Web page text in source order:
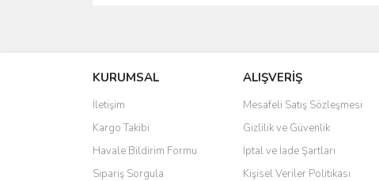
Ürün resmi kalitesiz, bozuk veya görüntülenemiyor.
Ürün açıklamasında eksik bilgiler bulunuyor.
Ürün bilgilerinde hatalar bulunuyor.
Ürün fiyatı diğer sitelerden daha pahalı.
Bu ürüne benzer farklı alternatifler olmalı.
KURUMSAL
İletişim
Kargo Takibi
Havale Bildirim Formu
Sipariş Sorgula
ALIŞVERİŞ
Mesafeli Satış Sözleşmesi
Gizlilik ve Güvenlik
İptal ve İade Şartları
Kişisel Veriler Politikası